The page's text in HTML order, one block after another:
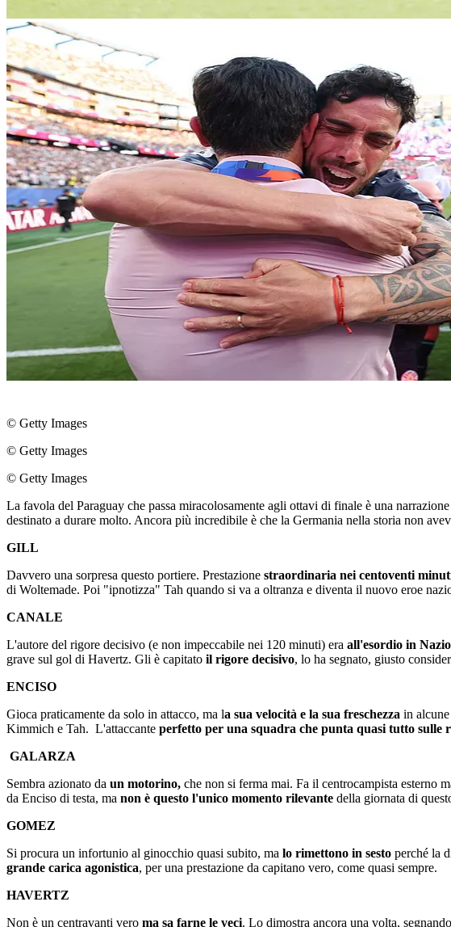
© Getty Images
© Getty Images
© Getty Images
La favola del Paraguay che passa miracolosamente agli ottavi di finale è una
destinato a durare molto. Ancora più incredibile è che la Germania nella storia non
GILL
Davvero una sorpresa questo portiere. Prestazione straordinaria nei centoventi
di Woltemade. Poi "ipnotizza" Tah quando si va a oltranza e diventa il nuovo eroe
CANALE
L'autore del rigore decisivo (e non impeccabile nei 120 minuti) era all'esordio in
grave sul gol di Havertz. Gli è capitato il rigore decisivo, lo ha segnato, giusto
ENCISO
Gioca praticamente da solo in attacco, ma la sua velocità e la sua freschezza in
Kimmich e Tah. L'attaccante perfetto per una squadra che punta quasi tutto sulle
GALARZA
Sembra azionato da un motorino, che non si ferma mai. Fa il centrocampista esterno
da Enciso di testa, ma non è questo l'unico momento rilevante della giornata di
GOMEZ
Si procura un infortunio al ginocchio quasi subito, ma lo rimettono in sesto perché la
grande carica agonistica, per una prestazione da capitano vero, come quasi sempre.
HAVERTZ
Non è un centravanti vero ma sa farne le veci. Lo dimostra ancora una volta, segnando